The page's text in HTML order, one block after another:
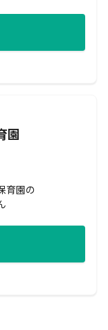
園
育園の